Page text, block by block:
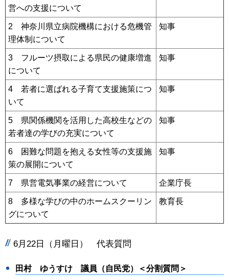
営への支援について
2 神奈川県立病院機構における危機管
理体制について
知事
3 フルーツ摂取による県民の健康増進
について
知事
4 若者に選ばれる子育て支援施策につ
いて
知事
5 県関係機関を活用した高校生などの
若者達の学びの充実について
知事
6 困難な問題を抱える女性等の支援施
策の展開について
知事
7 県営電気事業の経営について 企業庁長
8 多様な学びの中のホームスクーリン
グについて
教育長
6月22日（月曜日） 代表質問
田村 ゆうすけ 議員（自民党）＜分割質問＞